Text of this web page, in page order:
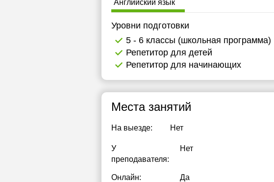
Английский язык
Уровни подготовки
5 - 6 классы (школьная программа)
Репетитор для детей
Репетитор для начинающих
Места занятий
На выезде: Нет
У
преподавателя:
Нет
Онлайн: Да